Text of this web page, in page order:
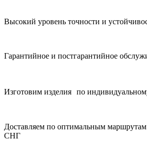
Высокий уровень точности и
Гарантийное и постгарантийное
Изготовим изделия по
Доставляем по оптимальным
СНГ